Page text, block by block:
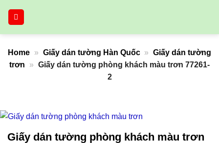
Home » Giấy dán tường Hàn Quốc » Giấy dán tường
trơn
» Giấy dán tường phòng khách màu trơn 77261-
2
Giấy dán tường phòng khách màu trơn